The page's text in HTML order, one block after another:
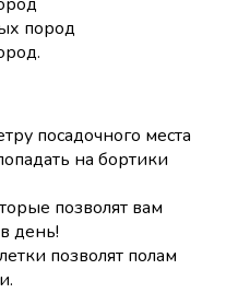
пород
посадочного места
на бортики
позволят вам
день!
позволят полам